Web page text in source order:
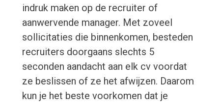
indruk maken op de recruiter of
aanwervende manager. Met zoveel
sollicitaties die binnenkomen, besteden
recruiters doorgaans slechts 5
seconden aandacht aan elk cv voordat
ze beslissen of ze het afwijzen. Daarom
kun je het beste voorkomen dat je